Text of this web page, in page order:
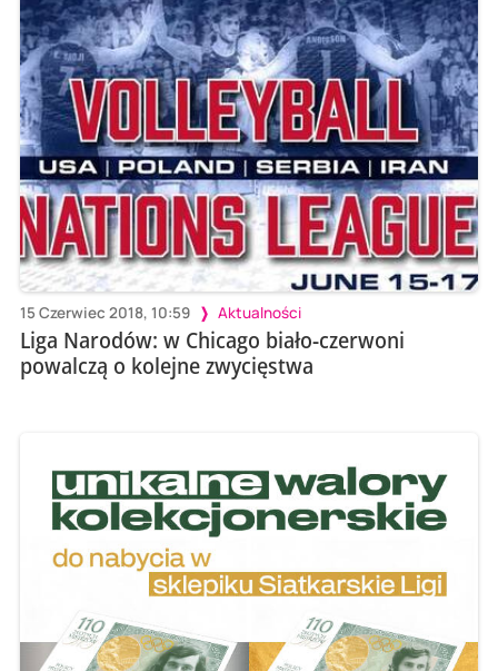
15 Czerwiec 2018, 10:59 Aktualności
Liga Narodów: w Chicago biało-czerwoni
powalczą o kolejne zwycięstwa